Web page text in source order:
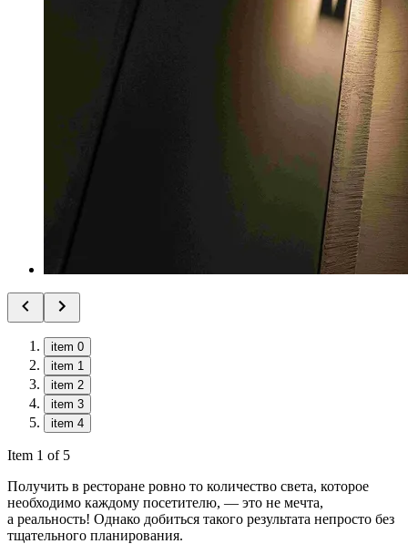
item 0
item 1
item 2
item 3
item 4
Item 1 of 5
Получить в ресторане ровно то количество света, которое
необходимо каждому посетителю, — это не мечта,
а реальность! Однако добиться такого результата непросто без
тщательного планирования.